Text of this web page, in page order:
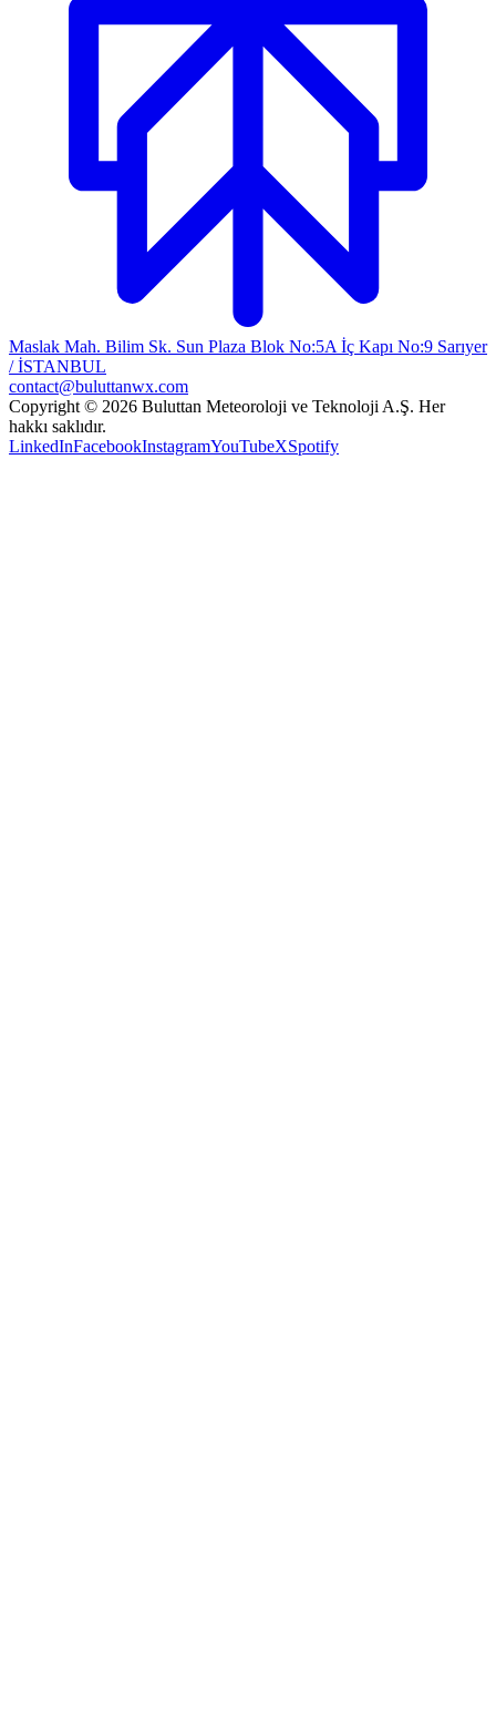
Maslak Mah. Bilim Sk. Sun Plaza Blok No:5A İç Kapı No:9 Sarıyer
/ İSTANBUL
contact@buluttanwx.com
Copyright © 2026 Buluttan Meteoroloji ve Teknoloji A.Ş. Her
hakkı saklıdır.
LinkedInFacebookInstagramYouTubeXSpotify